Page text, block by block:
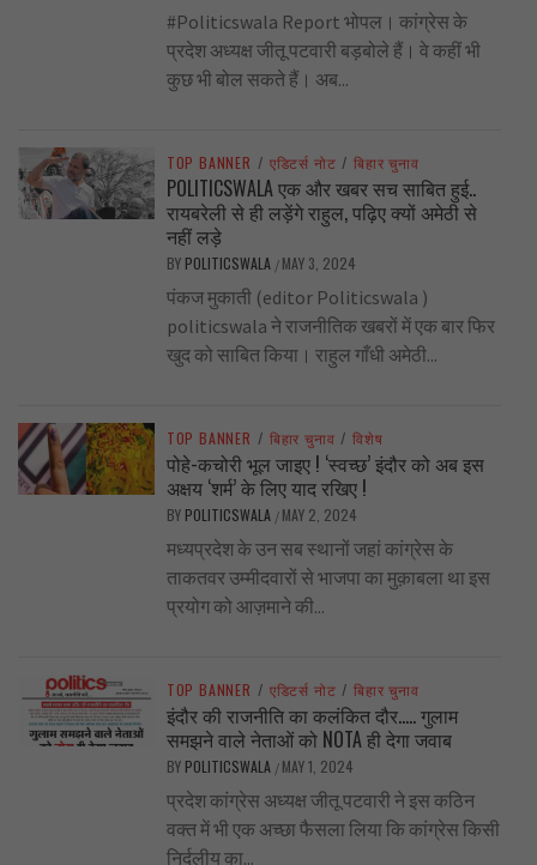
#Politicswala Report भोपल। कांग्रेस के
प्रदेश अध्यक्ष जीतू पटवारी बड़बोले हैं। वे कहीं भी
कुछ भी बोल सकते हैं। अब...
TOP BANNER / एडिटर्स नोट / बिहार चुनाव
POLITICSWALA एक और खबर सच साबित हुई..
रायबरेली से ही लड़ेंगे राहुल, पढ़िए क्यों अमेठी से
नहीं लड़े
BY POLITICSWALA / MAY 3, 2024
पंकज मुकाती (editor Politicswala )
politicswala ने राजनीतिक खबरों में एक बार फिर
खुद को साबित किया। राहुल गाँधी अमेठी...
TOP BANNER / बिहार चुनाव / विशेष
पोहे-कचोरी भूल जाइए ! ‘स्वच्छ’ इंदौर को अब इस
अक्षय ‘शर्म’ के लिए याद रखिए !
BY POLITICSWALA / MAY 2, 2024
मध्यप्रदेश के उन सब स्थानों जहां कांग्रेस के
ताकतवर उम्मीदवारों से भाजपा का मुक़ाबला था इस
प्रयोग को आज़माने की...
TOP BANNER / एडिटर्स नोट / बिहार चुनाव
इंदौर की राजनीति का कलंकित दौर….. गुलाम
समझने वाले नेताओं को NOTA ही देगा जवाब
BY POLITICSWALA / MAY 1, 2024
प्रदेश कांग्रेस अध्यक्ष जीतू पटवारी ने इस कठिन
वक्त में भी एक अच्छा फैसला लिया कि कांग्रेस किसी
निर्दलीय का...